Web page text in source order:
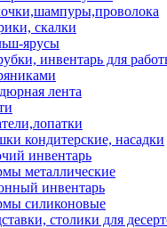
скалки
ярусы
инвентарь для
лента
кондитерские, насадки
инвентарь
металлические
инвентарь
силиконовые
столики для